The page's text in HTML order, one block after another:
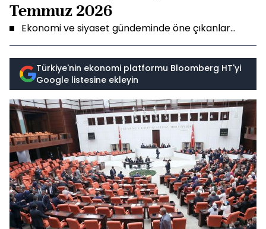
Temmuz 2026
Ekonomi ve siyaset gündeminde öne çıkanlar...
Türkiye'nin ekonomi platformu Bloomberg HT'yi
Google listesine ekleyin